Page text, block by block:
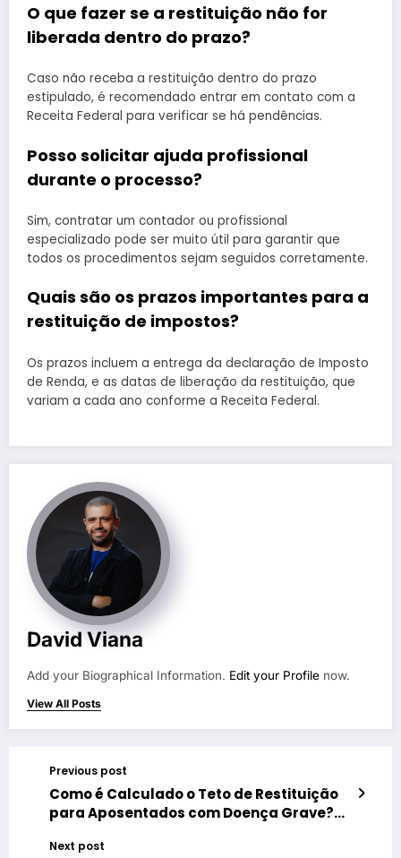
O que fazer se a restituição não for
liberada dentro do prazo?
Caso não receba a restituição dentro do prazo
estipulado, é recomendado entrar em contato com a
Receita Federal para verificar se há pendências.
Posso solicitar ajuda profissional
durante o processo?
Sim, contratar um contador ou profissional
especializado pode ser muito útil para garantir que
todos os procedimentos sejam seguidos corretamente.
Quais são os prazos importantes para a
restituição de impostos?
Os prazos incluem a entrega da declaração de Imposto
de Renda, e as datas de liberação da restituição, que
variam a cada ano conforme a Receita Federal.
David Viana
Add your Biographical Information. Edit your Profile now.
View All Posts
Previous post
Como é Calculado o Teto de Restituição
para Aposentados com Doença Grave?
Next post